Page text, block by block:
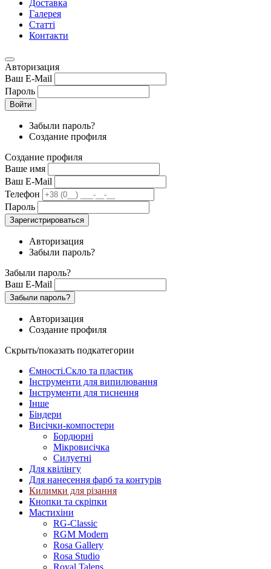
Доставка
Галерея
Статтi
Контакти
Авторизация
Ваш E-Mail
Пароль
Войти
Забыли пароль?
Создание профиля
Создание профиля
Ваше имя
Ваш E-Mail
Телефон
Пароль
Зарегистрироваться
Авторизация
Забыли пароль?
Забыли пароль?
Ваш E-Mail
Забыли пароль?
Авторизация
Создание профиля
Скрыть/показать подкатегории
Ємності.Скло та пластик
Інструменти для випилювання
Інструменти для тиснення
Інше
Біндери
Висічки-компостери
Бордюрні
Мікровисічка
Силуетні
Для квілінгу
Для нанесення фарб та контурів
Килимки для різання
Кнопки та скріпки
Мастихіни
RG-Classic
RGM Modern
Rosa Gallery
Rosa Studio
Royal Talens